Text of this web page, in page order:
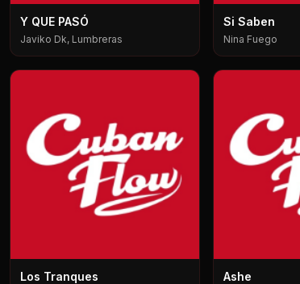
Y QUE PASÓ
Javiko Dk, Lumbreras
Si Saben
Nina Fuego
Los Tranques Ashe